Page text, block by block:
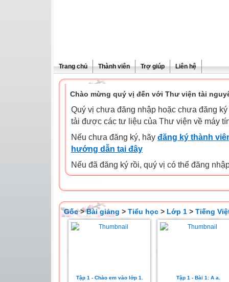
Trang chủ Thành viên Trợ giúp Liên hệ
Chào mừng quý vị đến với Thư viện tài
Quý vị chưa đăng nhập hoặc chưa đăng
tải được các tư liệu của Thư viện về máy
Nếu chưa đăng ký, hãy đăng ký thành
hướng dẫn tại đây
Nếu đã đăng ký rồi, quý vị có thể đăng
Gốc>Bài giảng > Tiểu học > Lớp 1 > Tiếng
Tập 1 - Chào em vào lớp 1. Tập 1 - Bài 1: A a.